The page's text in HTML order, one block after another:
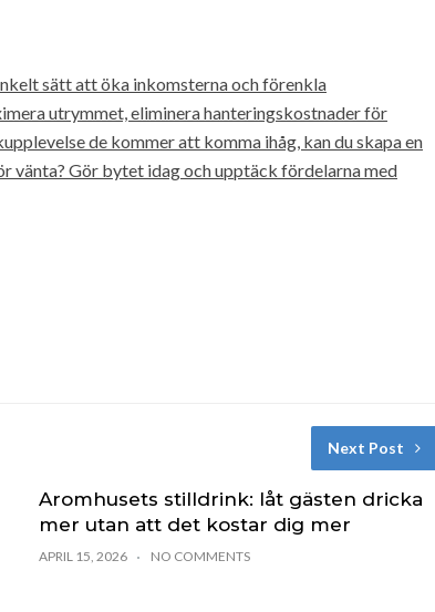
sätt att öka inkomsterna och förenkla
utrymmet, eliminera hanteringskostnader för
de kommer att komma ihåg, kan du skapa en
vänta? Gör bytet idag och upptäck fördelarna med
Next Post
Aromhusets stilldrink: låt gästen dricka
mer utan att det kostar dig mer
APRIL 15, 2026 NO COMMENTS